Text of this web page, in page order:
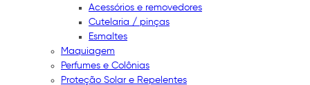
Acessórios e removedores
Cutelaria / pinças
Esmaltes
Maquiagem
Perfumes e Colônias
Proteção Solar e Repelentes